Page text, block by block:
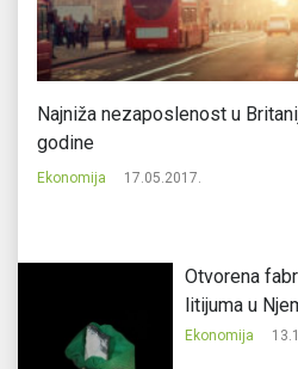
Najniža nezaposlenost u
godine
Ekonomija 17.05.2017.
Otvorena
litijuma u
Ekonomija